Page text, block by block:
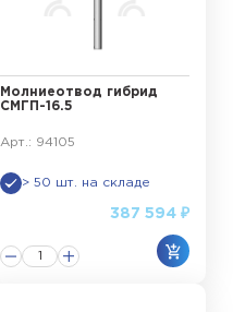
Молниеотвод гибрид
СМГП-16.5
Арт.: 94105
> 50 шт. на складе
387 594 ₽